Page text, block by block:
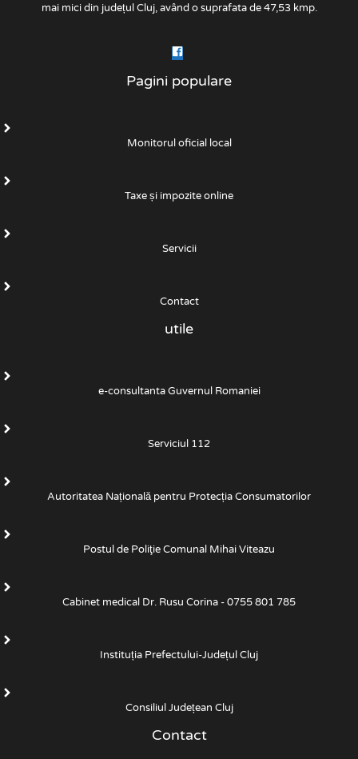
mai mici din județul Cluj, având o suprafata de 47,53 kmp.
Pagini populare
Monitorul oficial local
Taxe și impozite online
Servicii
Contact
utile
e-consultanta Guvernul Romaniei
Serviciul 112
Autoritatea Națională pentru Protecția Consumatorilor
Postul de Poliţie Comunal Mihai Viteazu
Cabinet medical Dr. Rusu Corina - 0755 801 785
Instituția Prefectului-Județul Cluj
Consiliul Județean Cluj
Contact